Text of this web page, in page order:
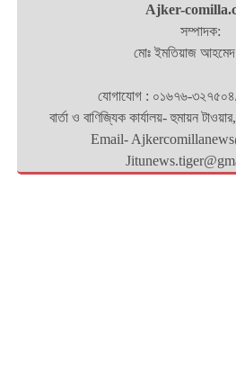
Ajker-
সম্পাদক:
মোঃ ইমতিয়াজ
যোগাযোগ : ০১৬৭৬-
বার্তা ও বাণিজ্যিক কার্যালয়- হুমায়ন
Email-